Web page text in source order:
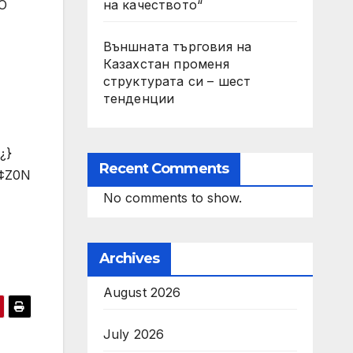
на качеството“
Външната търговия на
Казахстан променя
структурата си – шест
тенденции
Recent Comments
No comments to show.
Archives
August 2026
July 2026